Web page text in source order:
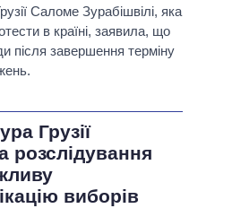
Саломе Зурабішвілі, яка
в країні, заявила, що
після завершення терміну
Грузії
розслідування
виборів